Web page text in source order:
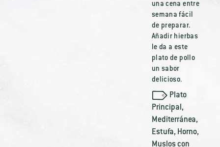
una cena entre
semana fácil
de preparar.
Añadir hierbas
le da a este
plato de pollo
un sabor
delicioso.
Plato
Principal,
Mediterránea,
Estufa, Horno,
Muslos con